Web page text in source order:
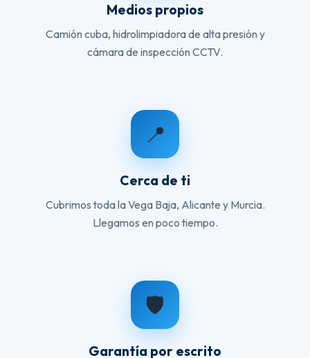
Medios propios
Camión cuba, hidrolimpiadora de alta presión y
cámara de inspección CCTV.
📍
Cerca de ti
Cubrimos toda la Vega Baja, Alicante y Murcia.
Llegamos en poco tiempo.
🛡️
Garantía por escrito